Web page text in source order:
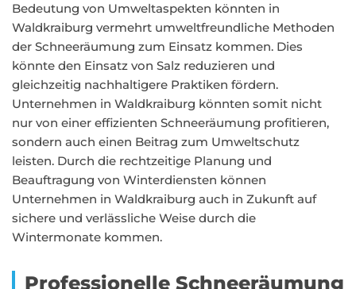
Bedeutung von Umweltaspekten könnten in
Waldkraiburg vermehrt umweltfreundliche Methoden
der Schneeräumung zum Einsatz kommen. Dies
könnte den Einsatz von Salz reduzieren und
gleichzeitig nachhaltigere Praktiken fördern.
Unternehmen in Waldkraiburg könnten somit nicht
nur von einer effizienten Schneeräumung profitieren,
sondern auch einen Beitrag zum Umweltschutz
leisten. Durch die rechtzeitige Planung und
Beauftragung von Winterdiensten können
Unternehmen in Waldkraiburg auch in Zukunft auf
sichere und verlässliche Weise durch die
Wintermonate kommen.
Professionelle Schneeräumung